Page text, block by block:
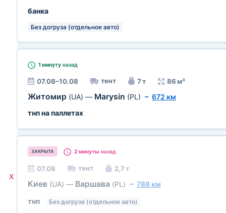
банка
Без догруза (отдельное авто)
1 минуту назад
07.08–10.08 тент 7 т 86 м³
Житомир (UA) — Marysin (PL) ~ 672 км
тнп на паллетах
X
ЗАКРЫТА 2 минуты назад
07.08 тент 2,7 т
Киев (UA) — Варшава (PL) ~ 788 км
тнп
Без догруза (отдельное авто)